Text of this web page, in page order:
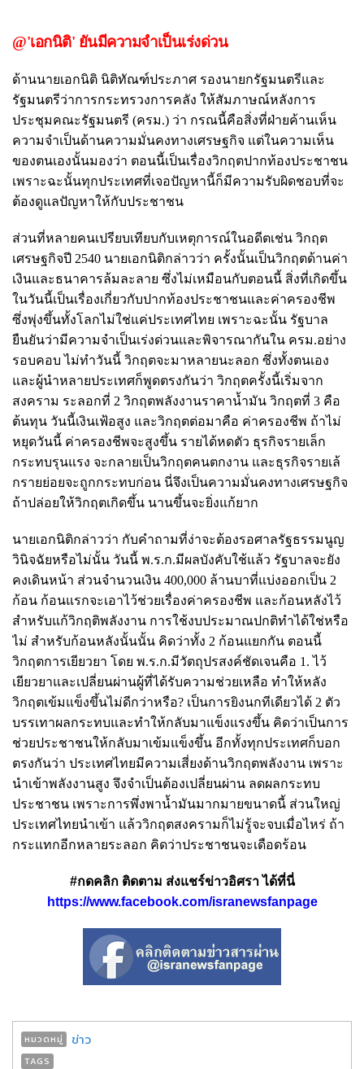
@'เอกนิติ' ยันมีความจำเป็นเร่งด่วน
ด้านนายเอกนิติ นิติทัณฑ์ประภาศ รองนายกรัฐมนตรีและ
รัฐมนตรีว่าการกระทรวงการคลัง ให้สัมภาษณ์หลังการ
ประชุมคณะรัฐมนตรี (ครม.) ว่า กรณนี้คือสิ่งที่ฝ่ายค้านเห็น
ความจำเป็นด้านความมั่นคงทางเศรษฐกิจ แต่ในความเห็น
ของตนเองนั้นมองว่า ตอนนี้เป็นเรื่องวิกฤตปากท้องประชาชน
เพราะฉะนั้นทุกประเทศที่เจอปัญหานี้ก็มีความรับผิดชอบที่จะ
ต้องดูแลปัญหาให้กับประชาชน
ส่วนที่หลายคนเปรียบเทียบกับเหตุการณ์ในอดีตเช่น วิกฤต
เศรษฐกิจปี 2540 นายเอกนิติกล่าวว่า ครั้งนั้นเป็นวิกฤตด้านค่า
เงินและธนาคารล้มละลาย ซึ่งไม่เหมือนกับตอนนี้ สิ่งที่เกิดขึ้น
ในวันนี้เป็นเรื่องเกี่ยวกับปากท้องประชาชนและค่าครองชีพ
ซึ่งพุ่งขึ้นทั้งโลกไม่ใช่แค่ประเทศไทย เพราะฉะนั้น รัฐบาล
ยืนยันว่ามีความจำเป็นเร่งด่วนและพิจารณากันใน ครม.อย่าง
รอบคอบ ไม่ทำวันนี้ วิกฤตจะมาหลายนะลอก ซึ่งทั้งตนเอง
และผู้นำหลายประเทศก็พูดตรงกันว่า วิกฤตครั้งนี้เริ่มจาก
สงคราม ระลอกที่ 2 วิกฤตพลังงานราคาน้ำมัน วิกฤตที่ 3 คือ
ต้นทุน วันนี้เงินเฟ้อสูง และวิกฤตต่อมาคือ ค่าครองชีพ ถ้าไม่
หยุดวันนี้ ค่าครองชีพจะสูงขึ้น รายได้หดตัว ธุรกิจรายเล็ก
กระทบรุนแรง จะกลายเป็นวิกฤตคนตกงาน และธุรกิจรายเล้
กรายย่อยจะถูกกระทบก่อน นี่จึงเป็นความมั่นคงทางเศรษฐกิจ
ถ้าปล่อยให้วิกฤตเกิดขึ้น นานขึ้นจะยิ่งแก้ยาก
นายเอกนิติกล่าวว่า กับคำถามที่ง่าจะต้องรอศาลรัฐธรรมนูญ
วินิจฉัยหรือไม่นั้น วันนี้ พ.ร.ก.มีผลบังคับใช้แล้ว รัฐบาลจะยัง
คงเดินหน้า ส่วนจำนวนเงิน 400,000 ล้านบาที่แบ่งออกเป็น 2
ก้อน ก้อนแรกจะเอาไว้ช่วยเรื่องค่าครองชีพ และก้อนหลังไว้
สำหรับแก้วิกฤติพลังงาน การใช้งบประมาณปกติทำได้ใช่หรือ
ไม่ สำหรับก้อนหลังนั้นนั้น คิดว่าทั้ง 2 ก้อนแยกกัน ตอนนี้
วิกฤตการเยียวยา โดย พ.ร.ก.มีวัตถุปรสงค์ชัดเจนคือ 1. ไว้
เยียวยาและเปลี่ยนผ่านผู้ที่ได้รับความช่วยเหลือ ทำให้หลัง
วิกฤตเข้มแข็งขึ้นไม่ดีกว่าหรือ? เป็นการยิงนกทีเดียวได้ 2 ตัว
บรรเทาผลกระทบและทำให้กลับมาแข็งแรงขึ้น คิดว่าเป็นการ
ช่วยประชาชนให้กลับมาเข้มแข็งขึ้น อีกทั้งทุกประเทศก็บอก
ตรงกันว่า ประเทศไทยมีความเสี่ยงด้านวิกฤตพลังงาน เพราะ
นำเข้าพลังงานสูง จึงจำเป็นต้องเปลี่ยนผ่าน ลดผลกระทบ
ประชาชน เพราะการพึ่งพาน้ำมันมากมายขนาดนี้ ส่วนใหญ่
ประเทศไทยนำเข้า แล้ววิกฤตสงครามก็ไม่รู้จะจบเมื่อไหร่ ถ้า
กระแทกอีกหลายระลอก คิดว่าประชาชนจะเดือดร้อน
#กดคลิก ติดตาม ส่งแชร์ข่าวอิศรา ได้ที่นี่
https://www.facebook.com/isranewsfanpage
หมวดหมู่ ข่าว
TAGS